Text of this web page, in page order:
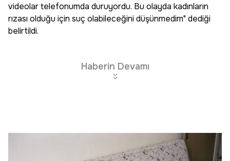
videolar telefonumda duruyordu. Bu olayda kadınların
rızası olduğu için suç olabileceğini düşünmedim" dediği
belirtildi.
Haberin Devamı